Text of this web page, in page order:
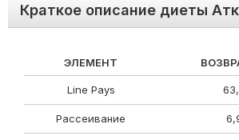
Краткое описание диеты
ЭЛЕМЕНТ
Line Pays
Рассеивание